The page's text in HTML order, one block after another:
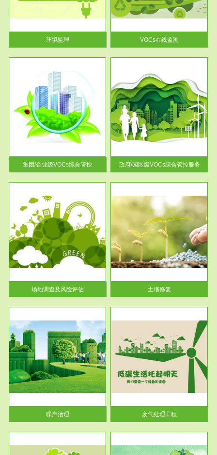
环境监理
根据《重点区域大气污染防
治“十二五”规划》有机废气净化
率达...
VOCs在线监测
集团/企业级VOCs综合管控
服务范围
政府/园区级VOCs综合管控服务
根据《石化行业挥发性有机物综
合整治方案》文件要求，到2017
年，全...
政府/园区级VOCs综合管控服务
场地调查及风险评估
服务范围
土壤修复
土壤修复
噪声治理
服务范围
废气处理工程
废气处理工程